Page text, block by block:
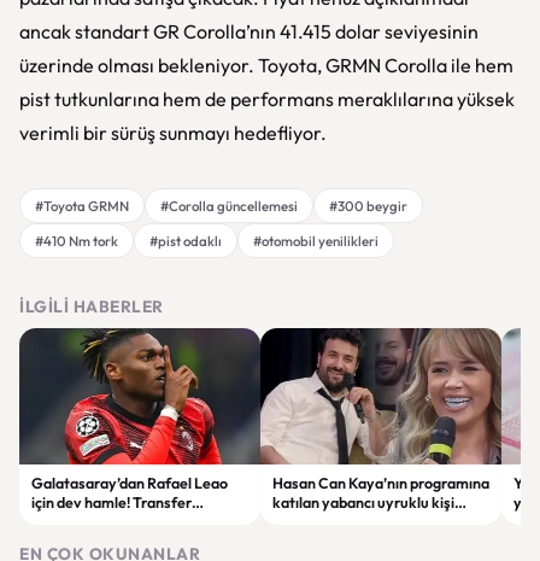
ancak standart GR Corolla’nın 41.415 dolar seviyesinin
üzerinde olması bekleniyor. Toyota, GRMN Corolla ile hem
pist tutkunlarına hem de performans meraklılarına yüksek
verimli bir sürüş sunmayı hedefliyor.
#Toyota GRMN #Corolla güncellemesi
#300 beygir
#410 Nm tork
#pist odaklı #otomobil yenilikleri
İLGILI HABERLER
Galatasaray’dan Rafael Leao
için dev hamle! Transfer
Hasan Can Kaya’nın programına
katılan yabancı uyruklu kişi
EN ÇOK OKUNANLAR